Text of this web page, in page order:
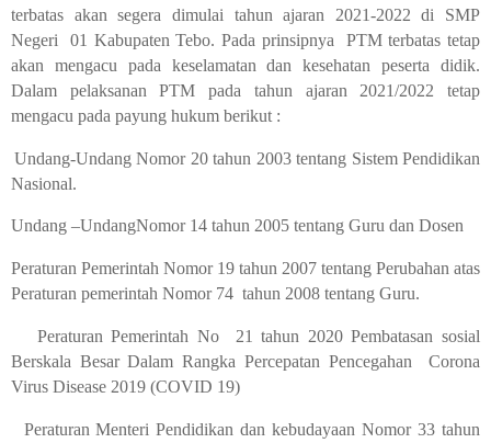
terbatas akan segera dimulai tahun ajaran 2021-2022 di SMP
Negeri
01 Kabupaten Tebo. Pada prinsipnya
PTM terbatas tetap
akan mengacu pada keselamatan dan kesehatan peserta didik.
Dalam pelaksanan PTM pada tahun ajaran 2021/2022 tetap
mengacu pada payung hukum berikut :
Undang-Undang Nomor 20 tahun 2003 tentang Sistem Pendidikan
Nasional.
Undang –UndangNomor 14 tahun 2005 tentang Guru dan Dosen
Peraturan Pemerintah Nomor 19 tahun 2007 tentang Perubahan atas
Peraturan pemerintah Nomor 74 tahun 2008 tentang Guru.
Peraturan Pemerintah No
21 tahun 2020 Pembatasan sosial
Berskala Besar Dalam Rangka Percepatan Pencegahan
Corona
Virus Disease 2019 (COVID 19)
Peraturan Menteri Pendidikan dan kebudayaan Nomor 33 tahun